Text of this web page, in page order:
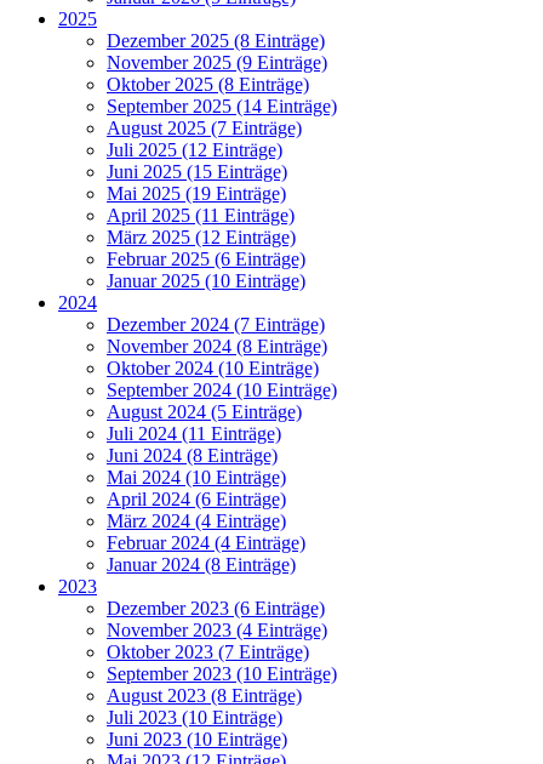
2025
Dezember 2025 (8 Einträge)
November 2025 (9 Einträge)
Oktober 2025 (8 Einträge)
September 2025 (14 Einträge)
August 2025 (7 Einträge)
Juli 2025 (12 Einträge)
Juni 2025 (15 Einträge)
Mai 2025 (19 Einträge)
April 2025 (11 Einträge)
März 2025 (12 Einträge)
Februar 2025 (6 Einträge)
Januar 2025 (10 Einträge)
2024
Dezember 2024 (7 Einträge)
November 2024 (8 Einträge)
Oktober 2024 (10 Einträge)
September 2024 (10 Einträge)
August 2024 (5 Einträge)
Juli 2024 (11 Einträge)
Juni 2024 (8 Einträge)
Mai 2024 (10 Einträge)
April 2024 (6 Einträge)
März 2024 (4 Einträge)
Februar 2024 (4 Einträge)
Januar 2024 (8 Einträge)
2023
Dezember 2023 (6 Einträge)
November 2023 (4 Einträge)
Oktober 2023 (7 Einträge)
September 2023 (10 Einträge)
August 2023 (8 Einträge)
Juli 2023 (10 Einträge)
Juni 2023 (10 Einträge)